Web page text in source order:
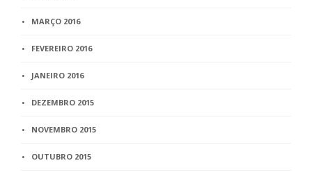
MARÇO 2016
FEVEREIRO 2016
JANEIRO 2016
DEZEMBRO 2015
NOVEMBRO 2015
OUTUBRO 2015